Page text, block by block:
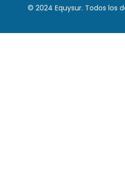
© 2024 Equysur. Todos los